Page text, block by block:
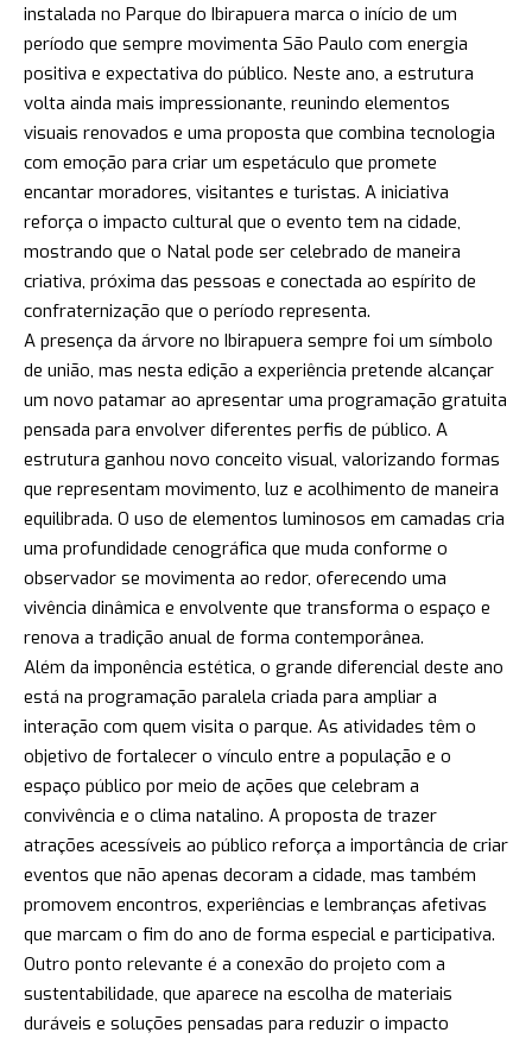
instalada no Parque do Ibirapuera marca o início de um
período que sempre movimenta São Paulo com energia
positiva e expectativa do público. Neste ano, a estrutura
volta ainda mais impressionante, reunindo elementos
visuais renovados e uma proposta que combina tecnologia
com emoção para criar um espetáculo que promete
encantar moradores, visitantes e turistas. A iniciativa
reforça o impacto cultural que o evento tem na cidade,
mostrando que o Natal pode ser celebrado de maneira
criativa, próxima das pessoas e conectada ao espírito de
confraternização que o período representa.
A presença da árvore no Ibirapuera sempre foi um símbolo
de união, mas nesta edição a experiência pretende alcançar
um novo patamar ao apresentar uma programação gratuita
pensada para envolver diferentes perfis de público. A
estrutura ganhou novo conceito visual, valorizando formas
que representam movimento, luz e acolhimento de maneira
equilibrada. O uso de elementos luminosos em camadas cria
uma profundidade cenográfica que muda conforme o
observador se movimenta ao redor, oferecendo uma
vivência dinâmica e envolvente que transforma o espaço e
renova a tradição anual de forma contemporânea.
Além da imponência estética, o grande diferencial deste ano
está na programação paralela criada para ampliar a
interação com quem visita o parque. As atividades têm o
objetivo de fortalecer o vínculo entre a população e o
espaço público por meio de ações que celebram a
convivência e o clima natalino. A proposta de trazer
atrações acessíveis ao público reforça a importância de criar
eventos que não apenas decoram a cidade, mas também
promovem encontros, experiências e lembranças afetivas
que marcam o fim do ano de forma especial e participativa.
Outro ponto relevante é a conexão do projeto com a
sustentabilidade, que aparece na escolha de materiais
duráveis e soluções pensadas para reduzir o impacto